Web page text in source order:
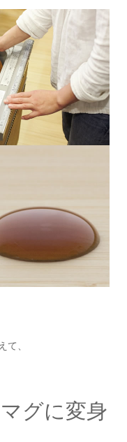
、
グに変身